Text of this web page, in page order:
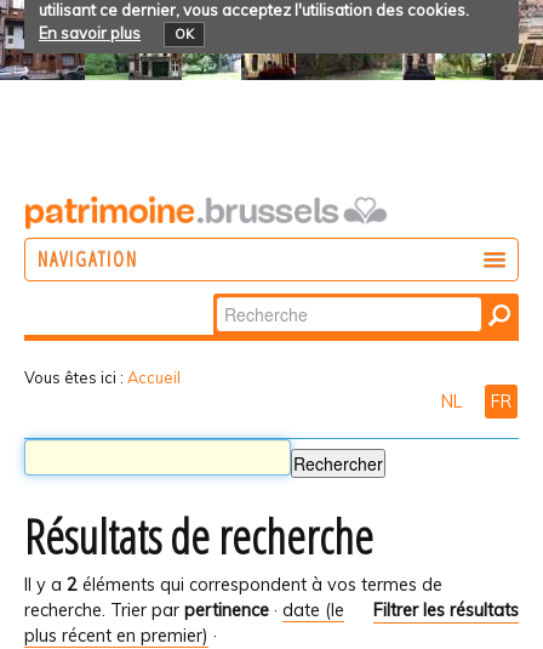
utilisant ce dernier, vous acceptez l'utilisation des cookies.
En savoir plus
OK
NAVIGATION
Chercher par
Recherche
Vous êtes ici : Accueil
NL FR
Résultats de recherche
Il y a 2 éléments qui correspondent à vos termes de
recherche.
Filtrer les résultats
Trier par pertinence · date (le
plus récent en premier) ·